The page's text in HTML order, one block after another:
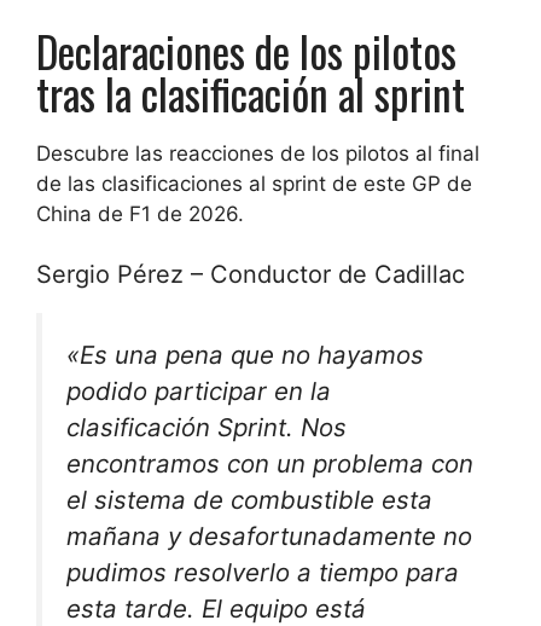
Declaraciones de los pilotos
tras la clasificación al sprint
Descubre las reacciones de los pilotos al final
de las clasificaciones al sprint de este GP de
China de F1 de 2026.
Sergio Pérez – Conductor de Cadillac
«Es una pena que no hayamos
podido participar en la
clasificación Sprint. Nos
encontramos con un problema con
el sistema de combustible esta
mañana y desafortunadamente no
pudimos resolverlo a tiempo para
esta tarde. El equipo está